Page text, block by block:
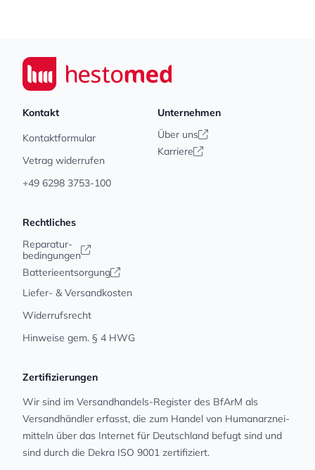
Seiwert GmbH
Kontakt
Kontaktformular
Vetrag widerrufen
+49 6298 3753-100
Unternehmen
Über uns
Karriere
Rechtliches
Reparatur-
bedingungen
Batterieentsorgung
Liefer- & Versandkosten
Widerrufsrecht
Hinweise gem. § 4 HWG
Zertifizierungen
Wir sind im Versandhandels-Register des BfArM als
Versandhändler erfasst, die zum Handel von Human­arz­nei­
mit­teln über das Internet für Deutschland befugt sind und
sind durch die Dekra ISO 9001 zertifiziert.